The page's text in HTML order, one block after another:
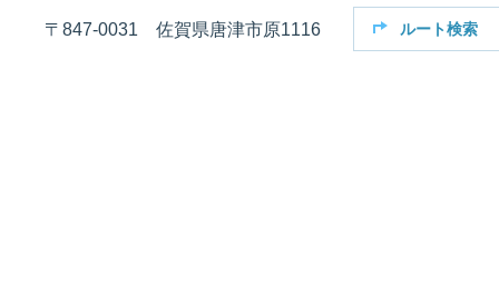
〒847-0031 佐賀県唐津市原1116 ルート検索